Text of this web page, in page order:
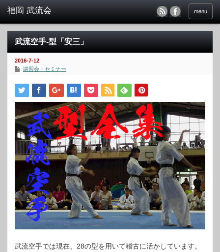
menu
武流空手-型「安三」
2016-7-12
講習会・セミナー
武流空手では現在、28の型を用いて稽古に活かしています。